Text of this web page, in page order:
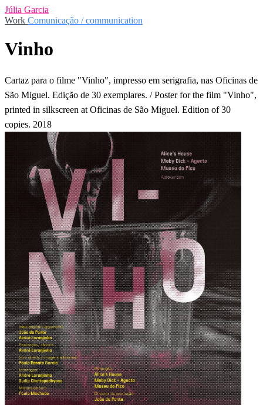
Júlia Garcia
Work Comunicação / communication
Vinho
Cartaz para o filme "Vinho", impresso em serigrafia, nas Oficinas de
São Miguel. Edição de 30 exemplares. / Poster for the film "Vinho",
printed in silkscreen at Oficinas de São Miguel. Edition of 30
copies. 2018